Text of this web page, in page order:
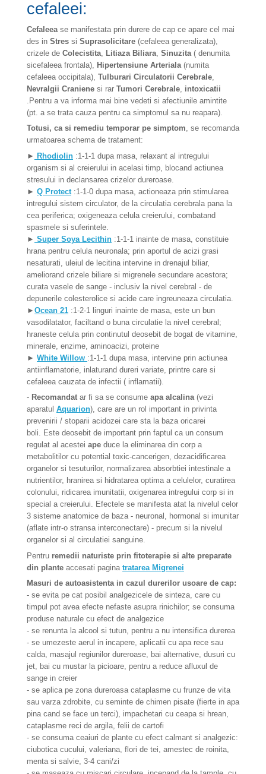
cefaleei:
Cefaleea se manifestata prin durere de cap ce apare cel mai
des in Stres si Suprasolicitare (cefaleea generalizata),
crizele de Colecistita Litiaza Biliara Sinuzita ( denumita
sicefaleea frontala), Hipertensiune Arteriala (numita
cefaleea occipitala), Tulburari Circulatorii Cerebrale
Nevralgii Craniene si rar Tumori Cerebrale intoxicatii
.Pentru a va informa mai bine vedeti si afectiunile amintite
(pt. a se trata cauza pentru ca simptomul sa nu reapara).
Totusi, ca si remediu temporar pe simptom, se recomanda
urmatoarea schema de tratament:
► Rhodiolin :1-1-1 dupa masa, relaxant al intregului
organism si al creierului in acelasi timp, blocand actiunea
stresului in declansarea crizelor dureroase.
► Q Protect :1-1-0 dupa masa, actioneaza prin stimularea
intregului sistem circulator, de la circulatia cerebrala pana la
cea periferica; oxigeneaza celula creierului, combatand
spasmele si suferintele.
► Super Soya Lecithin :1-1-1 inainte de masa, constituie
hrana pentru celula neuronala; prin aportul de acizi grasi
nesaturati, uleiul de lecitina intervine in drenajul biliar,
ameliorand crizele biliare si migrenele secundare acestora;
curata vasele de sange - inclusiv la nivel cerebral - de
depunerile colesterolice si acide care ingreuneaza circulatia.
► Ocean 21 :1-2-1 linguri inainte de masa, este un bun
vasodilatator, faciltand o buna circulatie la nivel cerebral;
hraneste celula prin continutul deosebit de bogat de vitamine,
minerale, enzime, aminoacizi, proteine
► White Willow :1-1-1 dupa masa, intervine prin actiunea
antiinflamatorie, inlaturand dureri variate, printre care si
cefaleea cauzata de infectii ( inflamatii).
- Recomandat ar fi sa se consume apa alcalina(vezi
aparatul Aquarion), care are un rol important in privinta
prevenirii / stoparii acidozei care sta la baza oricarei
boli. Este deosebit de important prin faptul ca un consum
regulat al acestei ape duce la eliminarea din corp a
metabolitilor cu potential toxic-cancerigen, dezacidificarea
organelor si tesuturilor, normalizarea absorbtiei intestinale a
nutrientilor, hranirea si hidratarea optima a celulelor, curatirea
colonului, ridicarea imunitatii, oxigenarea intregului corp si in
special a creierului. Efectele se manifesta atat la nivelul celor
3 sisteme anatomice de baza - neuronal, hormonal si imunitar
(aflate intr-o stransa interconectare) - precum si la nivelul
organelor si al circulatiei sanguine.
Pentru remedii naturiste prin fitoterapie si alte preparate
din plante accesati pagina tratarea Migrenei
Masuri de autoasistenta in cazul durerilor usoare de cap:
- se evita pe cat posibil analgezicele de sinteza, care cu
timpul pot avea efecte nefaste asupra rinichilor; se consuma
produse naturale cu efect de analgezice
- se renunta la alcool si tutun, pentru a nu intensifica durerea
- se umezeste aerul in incapere, aplicatii cu apa rece sau
calda, masajul regiunilor dureroase, bai alternative, dusuri cu
jet, bai cu mustar la picioare, pentru a reduce afluxul de
sange in creier
- se aplica pe zona dureroasa cataplasme cu frunze de vita
sau varza zdrobite, cu seminte de chimen pisate (fierte in apa
pina cand se face un terci), impachetari cu ceapa si hrean,
cataplasme reci de argila, felii de cartofi
- se consuma ceaiuri de plante cu efect calmant si analgezic:
ciubotica cucului, valeriana, flori de tei, amestec de roinita,
menta si salvie, 3-4 cani/zi